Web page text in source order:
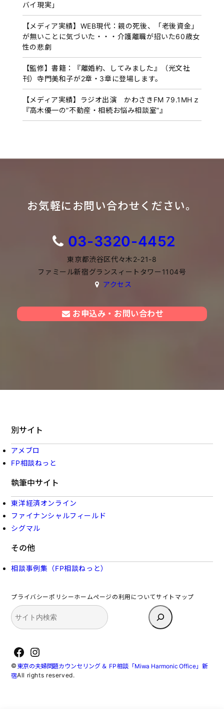
バイ現実」
【メディア実績】WEB現代：親の死後、「老後資金」
が無いことに気づいた・・・介護離職が招いた60歳女
性の悲劇
【監修】書籍：『離婚約、してみました』（光文社
刊）寺門美和子が2章・3章に登場します。
【メディア実績】ラジオ出演 かわさきFM 79.1MHｚ
『高木優一の”不動産・相続お悩み相談室”』
お気軽にお問い合わせください。
03-3320-4452
東京都渋谷区代々木2-21-8
ファミール新宿グランスィートタワー1104号
アクセス
お申込み・お問い合わせ
別サイト
アメブロ
FP相談ねっと
執筆中サイト
東洋経済オンライン
ファイナンシャルフィールド
シグマル
その他
相談事例集（FP相談ねっと）
プライバシーポリシーホームページの利用についてサイトマップ
検
索
Facebook
Instagram
© 東京の夫婦問題カウンセリング ＆ FP相談「Miwa Harmonic Office」新
宿All rights reserved.